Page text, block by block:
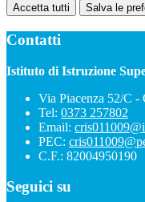
Accetta tutti Salva le
Contatti
Istituto di Istruzione
Via Piacenza 52/C -
Tel: 0373 257802
Email:
PEC:
C.F.: 82004950190
Seguici su